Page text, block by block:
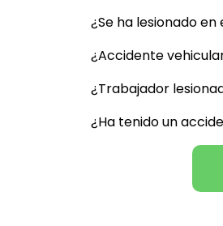
¿Se ha lesionado
¿Accidente
¿Trabajador
¿Ha tenido un